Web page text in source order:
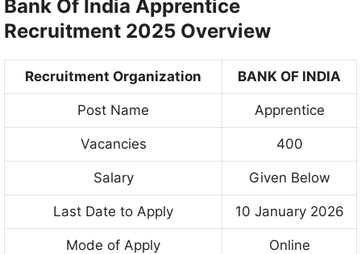
Bank Of India Apprentice
Recruitment 2025 Overview
Recruitment Organization BANK OF INDIA
Post Name Apprentice
Vacancies 400
Salary Given Below
Last Date to Apply 10 January 2026
Mode of Apply Online